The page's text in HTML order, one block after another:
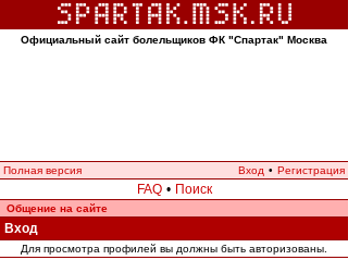
Официальный сайт болельщиков ФК "Спартак" Москва
Полная версия Вход • Регистрация
FAQ • Поиск
Общение на сайте
Вход
Для просмотра профилей вы должны быть авторизованы.